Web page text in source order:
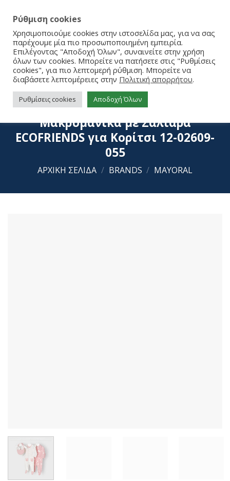
Mayoral Σετ 2 Φορμάκια
Μακρυμάνικα με Σαλιάρα
ECOFRIENDS για Κορίτσι 12-02609-
055
ΑΡΧΙΚΉ ΣΕΛΊΔΑ / BRANDS / MAYORAL
Ρύθμιση cookies
Χρησιμοποιούμε cookies στην ιστοσελίδα μας, για να σας
παρέχουμε μία πιο προσωποποιημένη εμπειρία.
Επιλέγοντας "Αποδοχή Όλων", συναινείτε στην χρήση
όλων των cookies. Μπορείτε να πατήσετε στις "Ρυθμίσεις
cookies", για πιο λεπτομερή ρύθμιση. Μπορείτε να
διαβάσετε λεπτομέρειες στην Πολιτική απορρήτου.
Ρυθμίσεις cookies Αποδοχή Όλων